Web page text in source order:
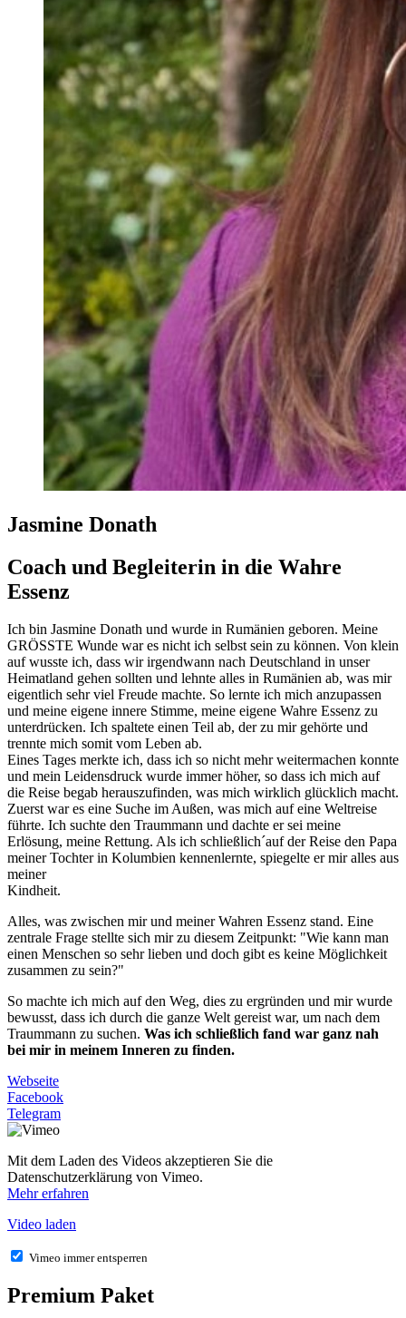
Jasmine Donath
Coach und Begleiterin in die Wahre
Essenz
Ich bin Jasmine Donath und wurde in Rumänien geboren. Meine
GRÖSSTE Wunde war es nicht ich selbst sein zu können. Von klein
auf wusste ich, dass wir irgendwann nach Deutschland in unser
Heimatland gehen sollten und lehnte alles in Rumänien ab, was mir
eigentlich sehr viel Freude machte. So lernte ich mich anzupassen
und meine eigene innere Stimme, meine eigene Wahre Essenz zu
unterdrücken. Ich spaltete einen Teil ab, der zu mir gehörte und
trennte mich somit vom Leben ab.
Eines Tages merkte ich, dass ich so nicht mehr weitermachen konnte
und mein Leidensdruck wurde immer höher, so dass ich mich auf
die Reise begab herauszufinden, was mich wirklich glücklich macht.
Zuerst war es eine Suche im Außen, was mich auf eine Weltreise
führte. Ich suchte den Traummann und dachte er sei meine
Erlösung, meine Rettung. Als ich schließlich´auf der Reise den Papa
meiner Tochter in Kolumbien kennenlernte, spiegelte er mir alles aus
meiner
Kindheit.
Alles, was zwischen mir und meiner Wahren Essenz stand. Eine
zentrale Frage stellte sich mir zu diesem Zeitpunkt: "Wie kann man
einen Menschen so sehr lieben und doch gibt es keine Möglichkeit
zusammen zu sein?"
So machte ich mich auf den Weg, dies zu ergründen und mir wurde
bewusst, dass ich durch die ganze Welt gereist war, um nach dem
Traummann zu suchen. Was ich schließlich fand war ganz nah
bei mir in meinem Inneren zu finden.
Webseite
Facebook
Telegram
Mit dem Laden des Videos akzeptieren Sie die
Datenschutzerklärung von Vimeo.
Mehr erfahren
Video laden
Vimeo immer entsperren
Premium Paket